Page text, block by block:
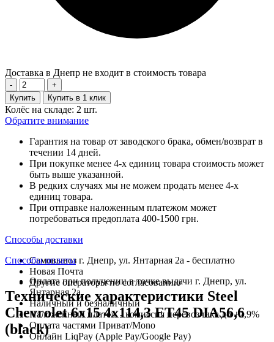
Доставка в Днепр не входит в стоимость товара
-
+
Купить
Купить в 1 клик
Колёс на складе: 2 шт.
Обратите внимание
Гарантия на товар от заводского брака, обмен/возврат в
течении 14 дней.
При покупке менее 4-х единиц товара стоимость может
быть выше указанной.
В редких случаях мы не можем продать менее 4-х
единиц товара.
При отправке наложенным платежом может
потребоваться предоплата 400-1500 грн.
Способы доставки
Самовывоз г. Днепр, ул. Янтарная 2а - бесплатно
Новая Почта
Другие операторы по согласованию
Способы оплаты
Оплата при получении в точке выдачи г. Днепр, ул.
Янтарная 2а
Наличный и безналичный
Наложенный платеж - комиссия перевозчика до +2,9%
Оплата частями Приват/Mono
Онлайн LiqPay (Apple Pay/Google Pay)
Технические характеристики Steel
Chevrolet 6x15 4x114,3 ET45 DIA56,6
(black)